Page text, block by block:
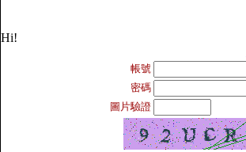
Hi!
帳號
密碼
圖片驗證